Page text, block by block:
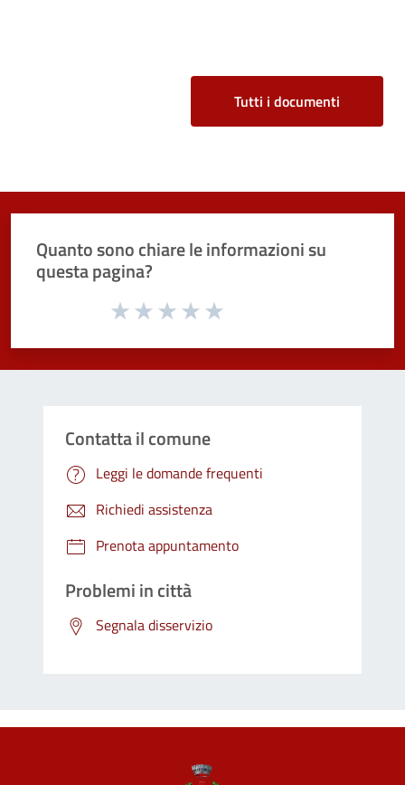
Tutti i documenti
Quanto sono chiare le informazioni su
questa pagina?
Valuta da 1 a 5 stelle la pagina
Contatta il comune
Leggi le domande frequenti
Richiedi assistenza
Prenota appuntamento
Problemi in città
Segnala disservizio